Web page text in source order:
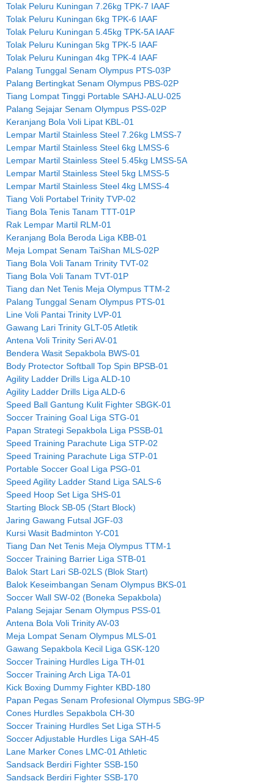
Tolak Peluru Kuningan 7.26kg TPK-7 IAAF
Tolak Peluru Kuningan 6kg TPK-6 IAAF
Tolak Peluru Kuningan 5.45kg TPK-5A IAAF
Tolak Peluru Kuningan 5kg TPK-5 IAAF
Tolak Peluru Kuningan 4kg TPK-4 IAAF
Palang Tunggal Senam Olympus PTS-03P
Palang Bertingkat Senam Olympus PBS-02P
Tiang Lompat Tinggi Portable SAHJ-ALU-025
Palang Sejajar Senam Olympus PSS-02P
Keranjang Bola Voli Lipat KBL-01
Lempar Martil Stainless Steel 7.26kg LMSS-7
Lempar Martil Stainless Steel 6kg LMSS-6
Lempar Martil Stainless Steel 5.45kg LMSS-5A
Lempar Martil Stainless Steel 5kg LMSS-5
Lempar Martil Stainless Steel 4kg LMSS-4
Tiang Voli Portabel Trinity TVP-02
Tiang Bola Tenis Tanam TTT-01P
Rak Lempar Martil RLM-01
Keranjang Bola Beroda Liga KBB-01
Meja Lompat Senam TaiShan MLS-02P
Tiang Bola Voli Tanam Trinity TVT-02
Tiang Bola Voli Tanam TVT-01P
Tiang dan Net Tenis Meja Olympus TTM-2
Palang Tunggal Senam Olympus PTS-01
Line Voli Pantai Trinity LVP-01
Gawang Lari Trinity GLT-05 Atletik
Antena Voli Trinity Seri AV-01
Bendera Wasit Sepakbola BWS-01
Body Protector Softball Top Spin BPSB-01
Agility Ladder Drills Liga ALD-10
Agility Ladder Drills Liga ALD-6
Speed Ball Gantung Kulit Fighter SBGK-01
Soccer Training Goal Liga STG-01
Papan Strategi Sepakbola Liga PSSB-01
Speed Training Parachute Liga STP-02
Speed Training Parachute Liga STP-01
Portable Soccer Goal Liga PSG-01
Speed Agility Ladder Stand Liga SALS-6
Speed Hoop Set Liga SHS-01
Starting Block SB-05 (Start Block)
Jaring Gawang Futsal JGF-03
Kursi Wasit Badminton Y-C01
Tiang Dan Net Tenis Meja Olympus TTM-1
Soccer Training Barrier Liga STB-01
Balok Start Lari SB-02LS (Blok Start)
Balok Keseimbangan Senam Olympus BKS-01
Soccer Wall SW-02 (Boneka Sepakbola)
Palang Sejajar Senam Olympus PSS-01
Antena Bola Voli Trinity AV-03
Meja Lompat Senam Olympus MLS-01
Gawang Sepakbola Kecil Liga GSK-120
Soccer Training Hurdles Liga TH-01
Soccer Training Arch Liga TA-01
Kick Boxing Dummy Fighter KBD-180
Papan Pegas Senam Profesional Olympus SBG-9P
Cones Hurdles Sepakbola CH-30
Soccer Training Hurdles Set Liga STH-5
Soccer Adjustable Hurdles Liga SAH-45
Lane Marker Cones LMC-01 Athletic
Sandsack Berdiri Fighter SSB-150
Sandsack Berdiri Fighter SSB-170